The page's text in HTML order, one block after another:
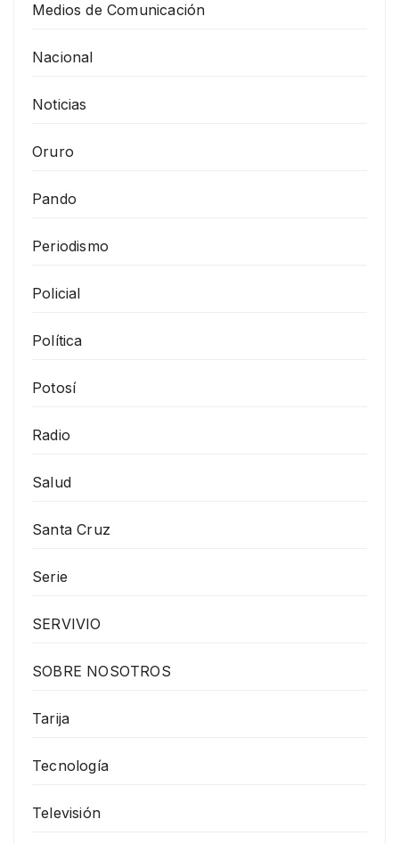
Medios de Comunicación
Nacional
Noticias
Oruro
Pando
Periodismo
Policial
Política
Potosí
Radio
Salud
Santa Cruz
Serie
SERVIVIO
SOBRE NOSOTROS
Tarija
Tecnología
Televisión